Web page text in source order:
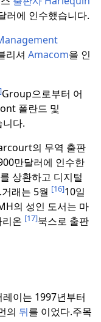
러에 인수했습니다.
리셔 Amacom을 인
Group으로부터 어
폴란드 및
다.
의 무역 출판
만달러에 인수한
상환하고 디지털
거래는 5월 [16]10일
의 성인 도서는 마
온 [17]북스로 출판
이는 1997년부터
의 뒤를 이었다.주목